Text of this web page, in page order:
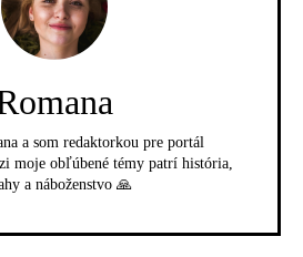
a som redaktorkou pre portál
moje obľúbené témy patrí história,
a náboženstvo 🙏